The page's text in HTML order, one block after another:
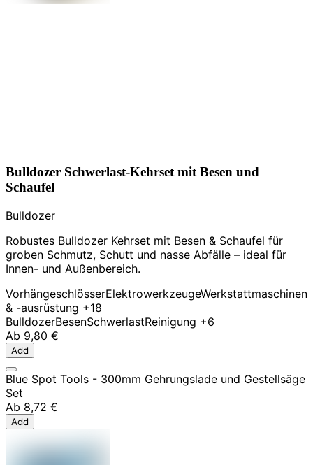
Bulldozer Schwerlast-Kehrset mit Besen und
Schaufel
Bulldozer
Robustes Bulldozer Kehrset mit Besen & Schaufel für
groben Schmutz, Schutt und nasse Abfälle – ideal für
Innen- und Außenbereich.
VorhängeschlösserElektrowerkzeugeWerkstattmaschinen
& -ausrüstung +18
BulldozerBesenSchwerlastReinigung +6
Ab 9,80 €
Add
Blue Spot Tools - 300mm Gehrungslade und Gestellsäge
Set
Ab 8,72 €
Add